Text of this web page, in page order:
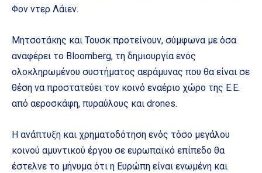
Φον ντερ Λάιεν.
Μητσοτάκης και Τουσκ προτείνουν, σύμφωνα με όσα
αναφέρει το Bloomberg, τη δημιουργία ενός
ολοκληρωμένου συστήματος αεράμυνας που θα είναι σε
θέση να προστατεύει τον κοινό εναέριο χώρο της Ε.Ε.
από αεροσκάφη, πυραύλους και drones.
Η ανάπτυξη και χρηματοδότηση ενός τόσο μεγάλου
κοινού αμυντικού έργου σε ευρωπαϊκό επίπεδο θα
έστελνε το μήνυμα ότι η Ευρώπη είναι ενωμένη και